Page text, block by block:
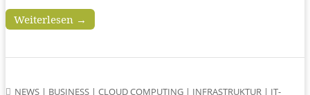
Weiterlesen →
NEWS | BUSINESS | CLOUD COMPUTING | INFRASTRUKTUR | IT-